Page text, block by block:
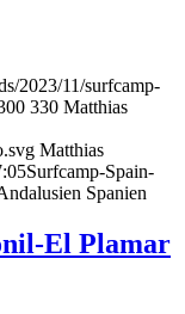
2023/11/surfcamp-
330 Matthias
Matthias
Surfcamp-Spain-
Spanien
El Plamar